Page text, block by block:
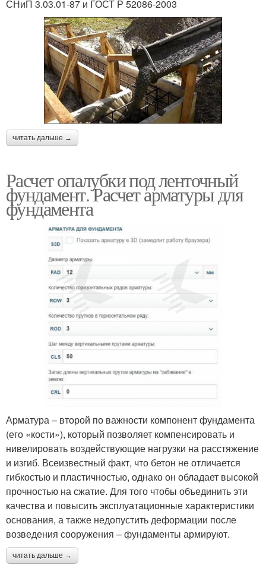
СНиП 3.03.01-87 и ГОСТ Р 52086-2003
читать дальше →
Расчет опалубки под ленточный
фундамент. Расчет арматуры для
фундамента
Арматура – второй по важности компонент фундамента
(его «кости»), который позволяет компенсировать и
нивелировать воздействующие нагрузки на расстяжение
и изгиб. Всеизвестный факт, что бетон не отличается
гибкостью и пластичностью, однако он обладает высокой
прочностью на сжатие. Для того чтобы объединить эти
качества и повысить эксплуатационные характеристики
основания, а также недопустить деформации после
возведения сооружения – фундаменты армируют.
читать дальше →